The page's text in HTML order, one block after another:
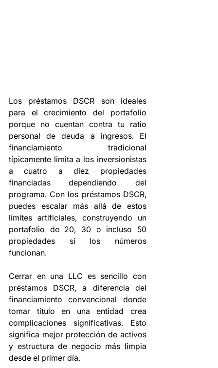
Los préstamos DSCR son ideales
para el crecimiento del portafolio
porque no cuentan contra tu ratio
personal de deuda a ingresos. El
financiamiento tradicional
típicamente limita a los inversionistas
a cuatro a diez propiedades
financiadas dependiendo del
programa. Con los préstamos DSCR,
puedes escalar más allá de estos
límites artificiales, construyendo un
portafolio de 20, 30 o incluso 50
propiedades si los números
funcionan.
Cerrar en una LLC es sencillo con
préstamos DSCR, a diferencia del
financiamiento convencional donde
tomar título en una entidad crea
complicaciones significativas. Esto
significa mejor protección de activos
y estructura de negocio más limpia
desde el primer día.